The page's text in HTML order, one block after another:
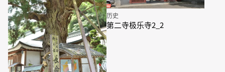
历史
第二寺极乐寺2_2